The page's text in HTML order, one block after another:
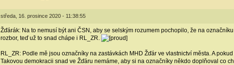
středa, 16. prosince 2020 - 11:38:55
Žďárák: Na to nemusí být ani ČSN, aby se selským rozumem pochopilo, že na
rozbor, teď už to snad chápe i RL_ZR.
RL_ZR: Podle mě jsou označníky na zastávkách MHD Žďár ve vlastnictví města. A
Takovou demokracii snad ve Žďáru nemáme, aby si na označníky někdo doplňoval co